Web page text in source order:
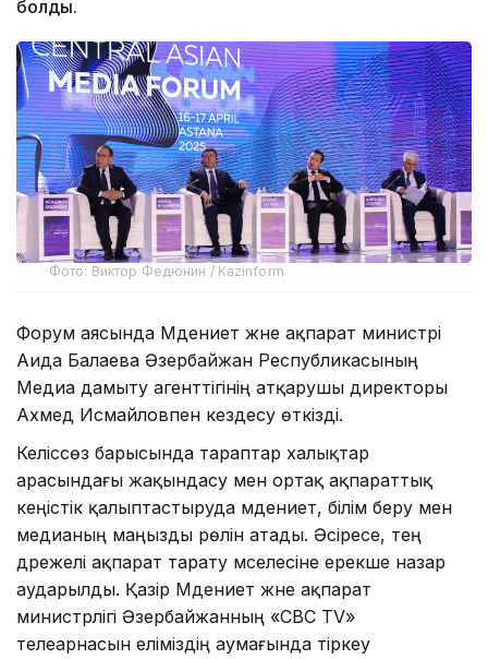
болды.
Фото: Виктор Федюнин / Kazinform
Форум аясында Мәдениет және ақпарат министрі
Аида Балаева Әзербайжан Республикасының
Медиа дамыту агенттігінің атқарушы директоры
Ахмед Исмайловпен кездесу өткізді.
Келіссөз барысында тараптар халықтар
арасындағы жақындасу мен ортақ ақпараттық
кеңістік қалыптастыруда мәдениет, білім беру мен
медианың маңызды рөлін атады. Әсіресе, тең
дәрежелі ақпарат тарату мәселесіне ерекше назар
аударылды. Қазір Мәдениет және ақпарат
министрлігі Әзербайжанның «CBC TV»
телеарнасын еліміздің аумағында тіркеу